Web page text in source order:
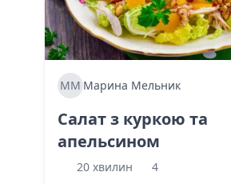
ММ Марина Мельник
Салат з куркою та
апельсином
20 хвилин
4